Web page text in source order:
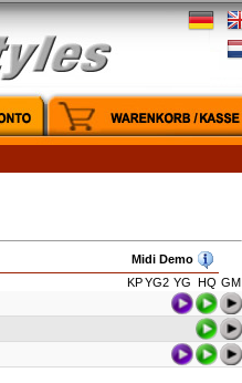
Midi Demo
KPYG2 YG HQ GM